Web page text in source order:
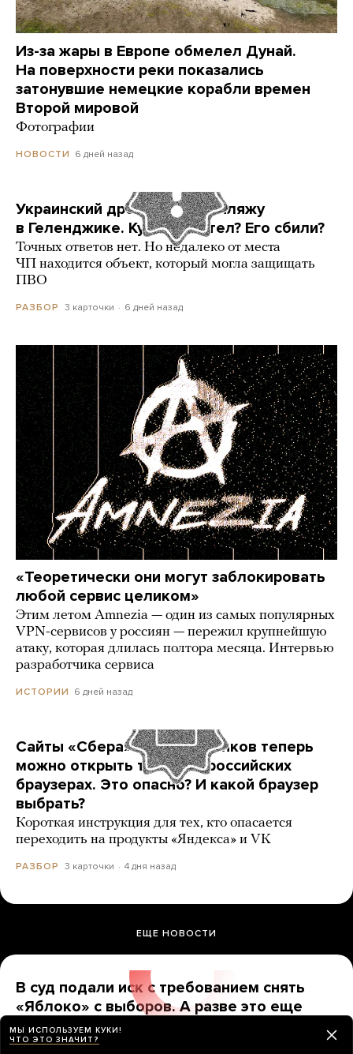
Из-за жары в Европе обмелел Дунай.
На поверхности реки показались
затонувшие немецкие корабли времен
Второй мировой
Фотографии
НОВОСТИ 6 дней назад
Украинский дрон попал по пляжу
в Геленджике. Куда он летел? Его сбили?
Точных ответов нет. Но недалеко от места
ЧП находится объект, который могла защищать
ПВО
РАЗБОР 3 карточки 6 дней назад
«Теоретически они могут заблокировать
любой сервис целиком»
Этим летом Amnezia — один из самых популярных
VPN-сервисов у россиян — пережил крупнейшую
атаку, которая длилась полтора месяца. Интервью
разработчика сервиса
ИСТОРИИ 6 дней назад
Сайты «Сбера» и других банков теперь
можно открыть только в российских
браузерах. Это опасно? И какой браузер
выбрать?
Короткая инструкция для тех, кто опасается
переходить на продукты «Яндекса» и VK
РАЗБОР 3 карточки 4 дня назад
ЕЩЕ НОВОСТИ
В суд подали иск с требованием снять
«Яблоко» с выборов. А разве это еще
можно сделать?
До какой даты надо продержаться, чтобы партию
МЫ ИСПОЛЬЗУЕМ КУКИ!
ЧТО ЭТО ЗНАЧИТ?